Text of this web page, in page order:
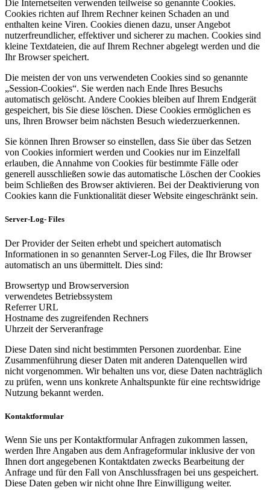
Die Internetseiten verwenden teilweise so genannte Cookies.
Cookies richten auf Ihrem Rechner keinen Schaden an und
enthalten keine Viren. Cookies dienen dazu, unser Angebot
nutzerfreundlicher, effektiver und sicherer zu machen. Cookies sind
kleine Textdateien, die auf Ihrem Rechner abgelegt werden und die
Ihr Browser speichert.
Die meisten der von uns verwendeten Cookies sind so genannte
„Session-Cookies“. Sie werden nach Ende Ihres Besuchs
automatisch gelöscht. Andere Cookies bleiben auf Ihrem Endgerät
gespeichert, bis Sie diese löschen. Diese Cookies ermöglichen es
uns, Ihren Browser beim nächsten Besuch wiederzuerkennen.
Sie können Ihren Browser so einstellen, dass Sie über das Setzen
von Cookies informiert werden und Cookies nur im Einzelfall
erlauben, die Annahme von Cookies für bestimmte Fälle oder
generell ausschließen sowie das automatische Löschen der Cookies
beim Schließen des Browser aktivieren. Bei der Deaktivierung von
Cookies kann die Funktionalität dieser Website eingeschränkt sein.
Server-Log- Files
Der Provider der Seiten erhebt und speichert automatisch
Informationen in so genannten Server-Log Files, die Ihr Browser
automatisch an uns übermittelt. Dies sind:
Browsertyp und Browserversion
verwendetes Betriebssystem
Referrer URL
Hostname des zugreifenden Rechners
Uhrzeit der Serveranfrage
Diese Daten sind nicht bestimmten Personen zuordenbar. Eine
Zusammenführung dieser Daten mit anderen Datenquellen wird
nicht vorgenommen. Wir behalten uns vor, diese Daten nachträglich
zu prüfen, wenn uns konkrete Anhaltspunkte für eine rechtswidrige
Nutzung bekannt werden.
Kontaktformular
Wenn Sie uns per Kontaktformular Anfragen zukommen lassen,
werden Ihre Angaben aus dem Anfrageformular inklusive der von
Ihnen dort angegebenen Kontaktdaten zwecks Bearbeitung der
Anfrage und für den Fall von Anschlussfragen bei uns gespeichert.
Diese Daten geben wir nicht ohne Ihre Einwilligung weiter.